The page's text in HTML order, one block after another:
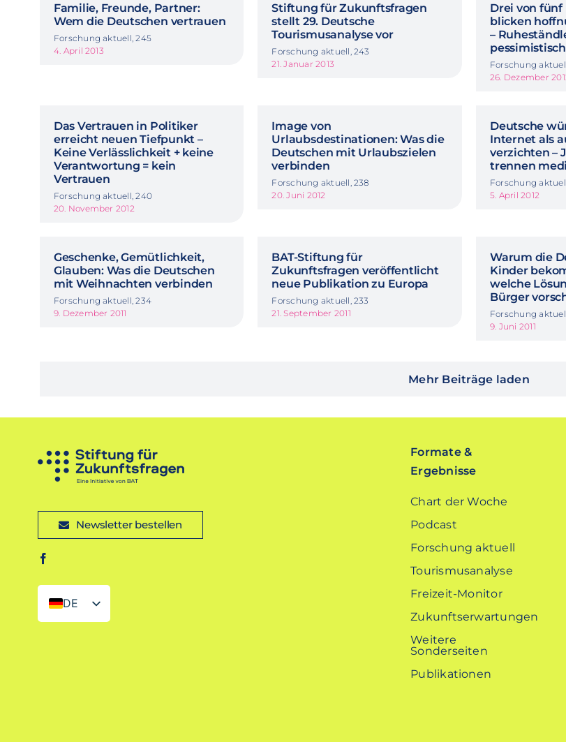
Familie, Freunde, Partner:
Wem die Deutschen vertrauen
Forschung aktuell, 245
4. April 2013
Stiftung für Zukunftsfragen
stellt 29. Deutsche
Tourismusanalyse vor
Forschung aktuell, 243
21. Januar 2013
Drei von fünf
blicken
–
Forschung
26. Dezember
Das Vertrauen in Politiker
erreicht neuen Tiefpunkt –
Keine Verlässlichkeit + keine
Verantwortung = kein
Vertrauen
Forschung aktuell, 240
20. November 2012
Image von
Urlaubsdestinationen: Was die
Deutschen mit Urlaubszielen
verbinden
Forschung aktuell, 238
20. Juni 2012
Deutsche
Internet als
verzichten –
trennen
Forschung
5. April 2012
Geschenke, Gemütlichkeit,
Glauben: Was die Deutschen
mit Weihnachten verbinden
Forschung aktuell, 234
9. Dezember 2011
BAT-Stiftung für
Zukunftsfragen veröffentlicht
neue Publikation zu Europa
Forschung aktuell, 233
21. September 2011
Warum die
Kinder
welche
Bürger
Forschung
9. Juni 2011
Mehr Beiträge laden
Newsletter bestellen
DE
EN
Formate &
Ergebnisse
Chart der Woche
Podcast
Forschung aktuell
Tourismusanalyse
Freizeit-Monitor
Zukunftserwartungen
Weitere
Sonderseiten
Publikationen